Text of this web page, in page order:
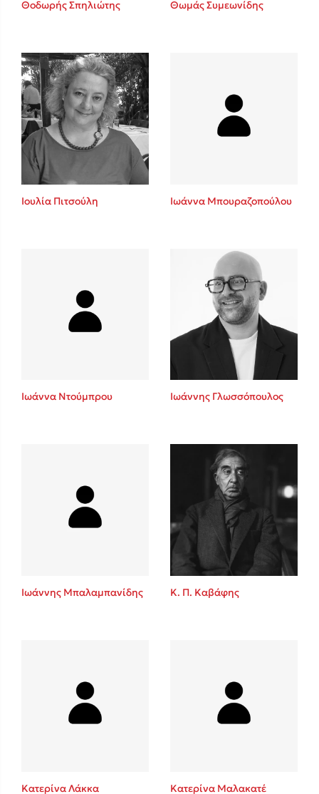
Sebastian Fitzek
Playlist
Ιωάννης Γλωσσόπουλος
Ένας γίγαντας στο σχολείο
Δανάη Δεληγεώργη
Θοδωρής Σπηλιώτης Θωμάς Συμεωνίδης
Ιουλία Πιτσούλη Ιωάννα Μπουραζοπούλου
Ιωάννα Ντούμπρου Ιωάννης Γλωσσόπουλος
Ιωάννης Μπαλαμπανίδης Κ. Π. Καβάφης
Κατερίνα Λάκκα Κατερίνα Μαλακατέ